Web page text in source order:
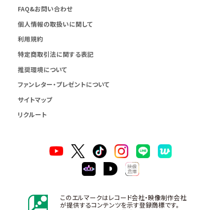
FAQ&お問い合わせ
個人情報の取扱いに関して
利用規約
特定商取引法に関する表記
推奨環境について
ファンレター・プレゼントについて
サイトマップ
リクルート
このエルマークはレコード会社・映像制作会社
が提供するコンテンツを示す登録商標です。